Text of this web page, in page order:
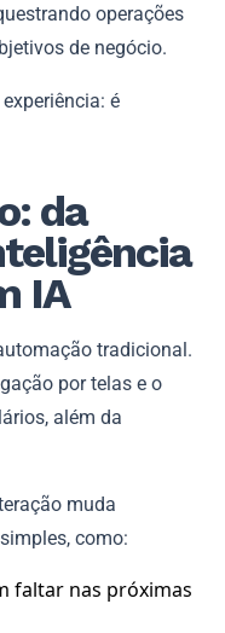
operações
de negócio.
é
da
IA
tradicional.
por telas e o
além da
muda
como:
faltar nas próximas